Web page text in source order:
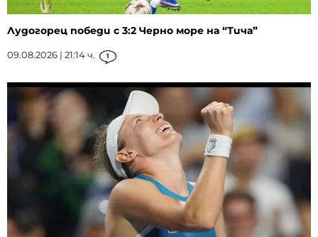
Лудогорец победи с 3:2 Черно море на “Тича”
09.08.2026 | 21:14 ч. 1